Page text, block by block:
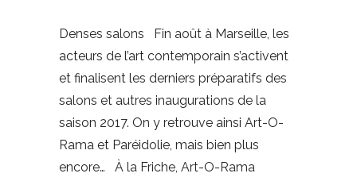
Denses salons Fin août à Marseille, les
acteurs de l’art contemporain s’activent
et finalisent les derniers préparatifs des
salons et autres inaugurations de la
saison 2017. On y retrouve ainsi Art-O-
Rama et Paréidolie, mais bien plus
encore… À la Friche, Art-O-Rama